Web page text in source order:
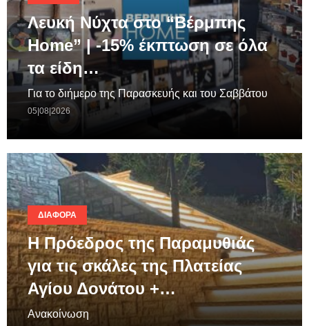
Λευκή Νύχτα στο “Βέρμπης
Home” | -15% έκπτωση σε όλα
τα είδη…
Για το διήμερο της Παρασκευής και του Σαββάτου
05|08|2026
ΔΙΆΦΟΡΑ
Η Πρόεδρος της Παραμυθιάς
για τις σκάλες της Πλατείας
Αγίου Δονάτου +…
Ανακοίνωση